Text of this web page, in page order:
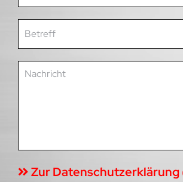
Zur Datenschutzerklärung